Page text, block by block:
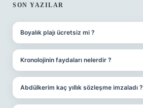
SIDEBAR
SON YAZILAR
Boyalık plajı ücretsiz mi ?
Kronolojinin faydaları nelerdir ?
Abdülkerim kaç yıllık sözleşme imzaladı ?